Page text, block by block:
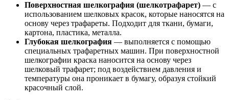
Поверхностная шелкография (шелкотрафарет) — с
использованием шелковых красок, которые наносятся на
основу через трафареты. Подходит для ткани, бумаги,
картона, пластика, металла.
Глубокая шелкография — выполняется с помощью
специальных трафаретных машин. При поверхностной
шелкографии краска наносится на основу через
шелковый трафарет; под воздействием давления и
температуры она проникает в бумагу, образуя стойкий
красочный слой.